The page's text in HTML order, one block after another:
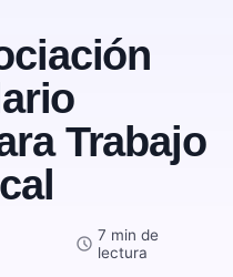
Trabajo
schedule 7 min de
lectura